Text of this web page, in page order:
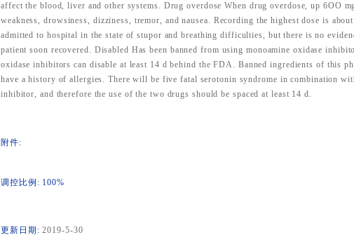
affect the blood, liver and other systems. Drug overdose When drug overdose, up 6OO
weakness, drowsiness, dizziness, tremor, and nausea. Recording the highest dose is
admitted to hospital in the state of stupor and breathing difficulties, but there is no
patient soon recovered. Disabled Has been banned from using monoamine oxidase
oxidase inhibitors can disable at least 14 d behind the FDA. Banned ingredients of this
have a history of allergies. There will be five fatal serotonin syndrome in combination
inhibitor, and therefore the use of the two drugs should be spaced at least 14 d.
附件:
调控比例: 100%
更新日期: 2019-5-30